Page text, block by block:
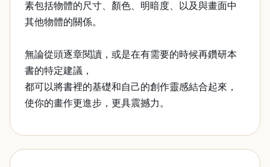
素包括物體的尺寸、顏色、明暗度、以及與畫面中
其他物體的關係。
無論從頭逐章閱讀，或是在有需要的時候再鑽研本
書的特定建議，
都可以將書裡的基礎和自己的創作靈感結合起來，
使你的畫作更進步，更具震撼力。